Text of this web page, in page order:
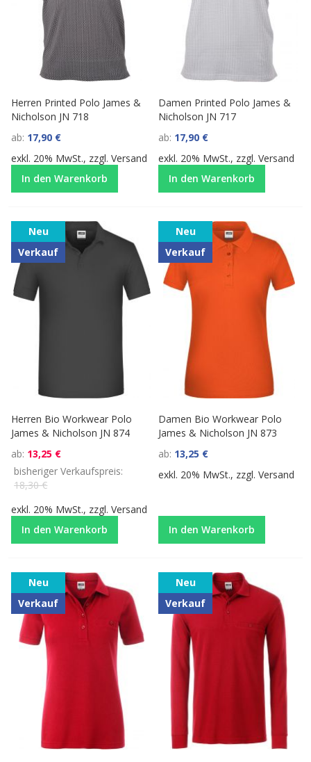
Herren Printed Polo James &
Nicholson JN 718
ab 17,90 €
exkl. 20% MwSt., zzgl.Versand
In den Warenkorb
Damen Printed Polo James &
Nicholson JN 717
ab 17,90 €
exkl. 20% MwSt., zzgl.Versand
In den Warenkorb
Neu
Verkauf
Herren Bio Workwear Polo
James & Nicholson JN 874
ab 13,25 €
bisheriger Verkaufspreis
18,30 €
exkl. 20% MwSt., zzgl.Versand
In den Warenkorb
Neu
Verkauf
Damen Bio Workwear Polo
James & Nicholson JN 873
ab 13,25 €
exkl. 20% MwSt., zzgl.Versand
In den Warenkorb
Neu
Verkauf
Neu
Verkauf